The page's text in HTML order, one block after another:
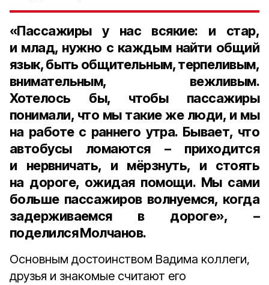
«Пассажиры у нас всякие: и стар,
и млад, нужно с каждым найти общий
язык, быть общительным, терпеливым,
внимательным, вежливым.
Хотелось бы, чтобы пассажиры
понимали, что мы такие же люди, и мы
на работе с раннего утра. Бывает, что
автобусы ломаются – приходится
и нервничать, и мёрзнуть, и стоять
на дороге, ожидая помощи. Мы сами
больше пассажиров волнуемся, когда
задерживаемся в дороге», –
поделился Молчанов.
Основным достоинством Вадима коллеги,
друзья и знакомые считают его